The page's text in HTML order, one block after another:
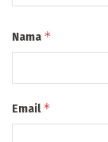
Nama *
Email*